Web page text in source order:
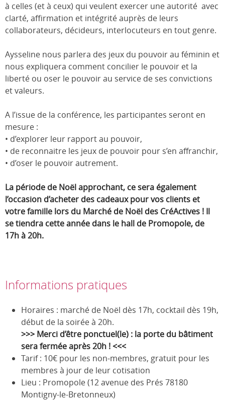
à celles (et à ceux) qui veulent exercer une autorité avec
clarté, affirmation et intégrité auprès de leurs
collaborateurs, décideurs, interlocuteurs en tout genre.
Aysseline nous parlera des jeux du pouvoir au féminin et
nous expliquera comment concilier le pouvoir et la
liberté ou oser le pouvoir au service de ses convictions
et valeurs.
A l’issue de la conférence, les participantes seront en
mesure :
• d’explorer leur rapport au pouvoir,
• de reconnaitre les jeux de pouvoir pour s’en affranchir,
• d’oser le pouvoir autrement.
La période de Noël approchant, ce sera également
l’occasion d’acheter des cadeaux pour vos clients et
votre famille lors du Marché de Noël des CréActives ! Il
se tiendra cette année dans le hall de Promopole, de
17h à 20h.
Informations pratiques
Horaires : marché de Noël dès 17h, cocktail dès 19h,
début de la soirée à 20h.
>>> Merci d’être ponctuel(le) : la porte du bâtiment
sera fermée après 20h ! <<<
Tarif : 10€ pour les non-membres, gratuit pour les
membres à jour de leur cotisation
Lieu : Promopole (12 avenue des Prés 78180
Montigny-le-Bretonneux)